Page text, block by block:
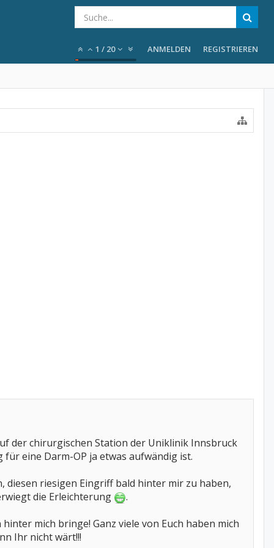
1 / 20 ANMELDEN REGISTRIEREN
der chirurgischen Station der Uniklinik Innsbruck
eine Darm-OP ja etwas aufwändig ist.
diesen riesigen Eingriff bald hinter mir zu haben,
die Erleichterung
.
mich bringe! Ganz viele von Euch haben mich
Ihr nicht wärt!!!